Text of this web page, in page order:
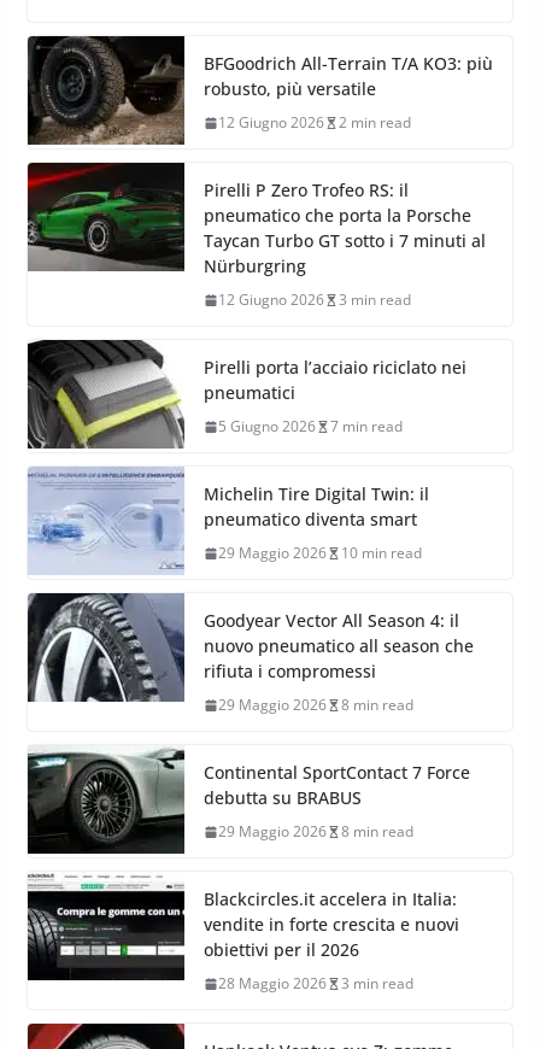
BFGoodrich All-Terrain T/A KO3: più
robusto, più versatile
12 Giugno 2026 2 min read
Pirelli P Zero Trofeo RS: il
pneumatico che porta la Porsche
Taycan Turbo GT sotto i 7 minuti al
Nürburgring
12 Giugno 2026 3 min read
Pirelli porta l’acciaio riciclato nei
pneumatici
5 Giugno 2026 7 min read
Michelin Tire Digital Twin: il
pneumatico diventa smart
29 Maggio 2026 10 min read
Goodyear Vector All Season 4: il
nuovo pneumatico all season che
rifiuta i compromessi
29 Maggio 2026 8 min read
Continental SportContact 7 Force
debutta su BRABUS
29 Maggio 2026 8 min read
Blackcircles.it accelera in Italia:
vendite in forte crescita e nuovi
obiettivi per il 2026
28 Maggio 2026 3 min read